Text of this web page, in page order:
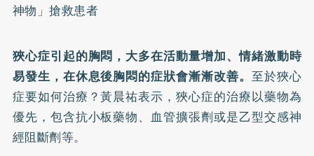
神物」搶救患者
狹心症引起的胸悶，大多在活動量增加、情緒激動時
易發生，在休息後胸悶的症狀會漸漸改善。 至於狹心
症要如何治療？黃晨祐表示，狹心症的治療以藥物為
優先，包含抗小板藥物、血管擴張劑或是乙型交感神
經阻斷劑等。